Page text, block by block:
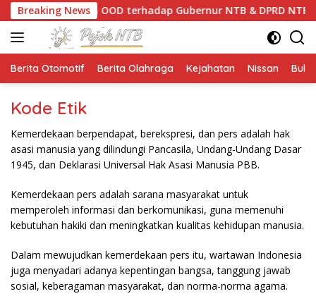
Langsung
ke
konten
Breaking News
Gugatan OOD terhadap Gubernur NTB & DPRD NTB
Berita Otomotif Berita Olahraga Kejahatan Nissan
Kode Etik
Kemerdekaan berpendapat, berekspresi, dan pers adalah hak
asasi manusia yang dilindungi Pancasila, Undang-Undang Dasar
1945, dan Deklarasi Universal Hak Asasi Manusia PBB.
Kemerdekaan pers adalah sarana masyarakat untuk
memperoleh informasi dan berkomunikasi, guna memenuhi
kebutuhan hakiki dan meningkatkan kualitas kehidupan manusia.
Dalam mewujudkan kemerdekaan pers itu, wartawan Indonesia
juga menyadari adanya kepentingan bangsa, tanggung jawab
sosial, keberagaman masyarakat, dan norma-norma agama.